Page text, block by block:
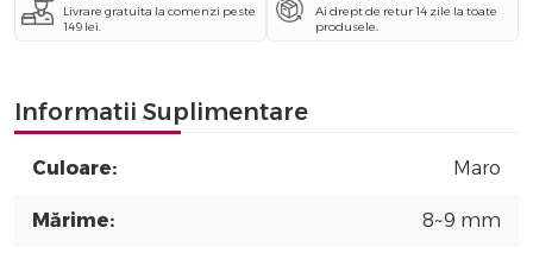
Livrare gratuita la comenzi peste
149 lei.
Ai drept de retur 14 zile la toate
produsele.
Informatii Suplimentare
Culoare: Maro
Mărime: 8~9 mm